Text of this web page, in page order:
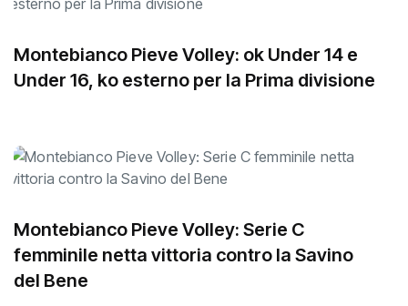
Montebianco Pieve Volley: ok Under 14 e
Under 16, ko esterno per la Prima divisione
Montebianco Pieve Volley: Serie C
femminile netta vittoria contro la Savino
del Bene